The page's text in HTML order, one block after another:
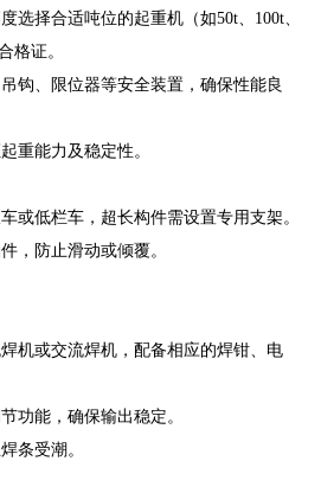
择合适吨位的起重机（如50t、100t、
格证。
、限位器等安全装置，确保性能良
能力及稳定性。
低栏车，超长构件需设置专用支架。
防止滑动或倾覆。
或交流焊机，配备相应的焊钳、电
能，确保输出稳定。
条受潮。